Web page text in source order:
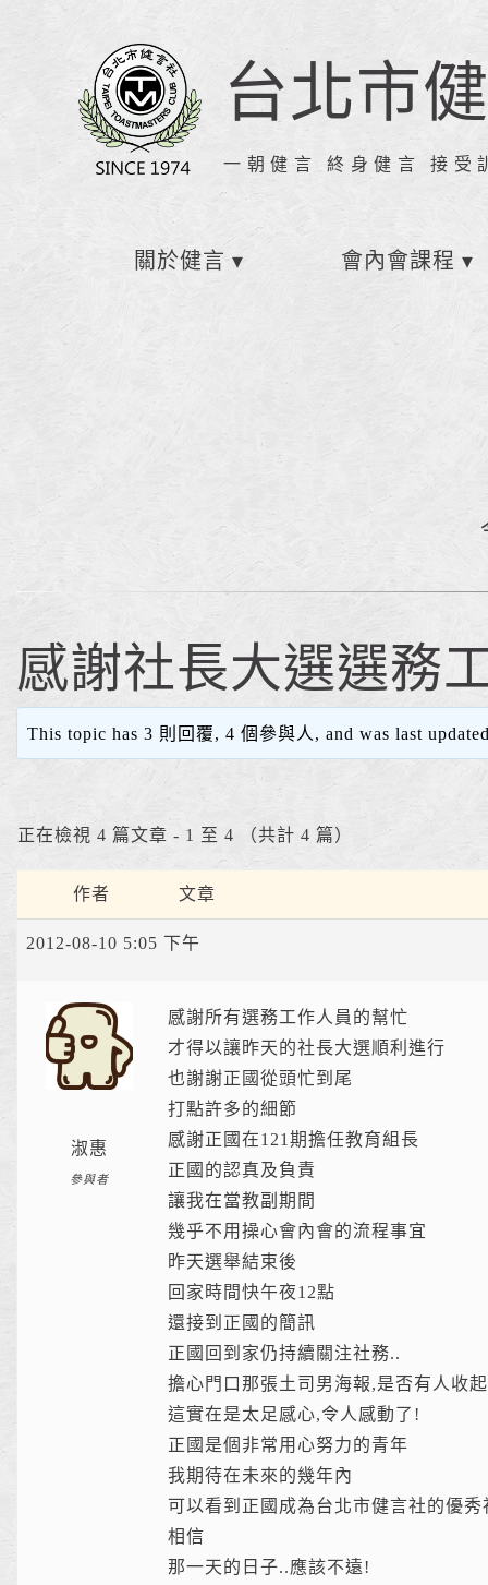
台北市
一朝健言 終身健言 接受
關於健言 會內會課程
感謝社長大選選務
This topic has 3 則回覆, 4 個參與人, and was last
正在檢視 4 篇文章 - 1 至 4 （共計 4 篇）
作者 文章
2012-08-10 5:05 下午
淑惠
參與者
感謝所有選務工作人員的幫忙
才得以讓昨天的社長大選順利進行
也謝謝正國從頭忙到尾
打點許多的細節
感謝正國在121期擔任教育組長
正國的認真及負責
讓我在當教副期間
幾乎不用操心會內會的流程事宜
昨天選舉結束後
回家時間快午夜12點
還接到正國的簡訊
正國回到家仍持續關注社務..
擔心門口那張土司男海報,是否有人收
這實在是太足感心,令人感動了!
正國是個非常用心努力的青年
我期待在未來的幾年內
可以看到正國成為台北市健言社的優秀
相信
那一天的日子..應該不遠!